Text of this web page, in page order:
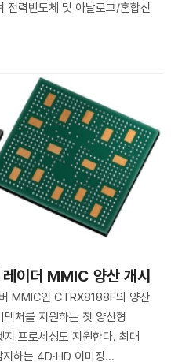
전력반도체 및 아날로그/혼합신
이더 MMIC 양산 개시
MMIC인 CTRX8188F의 양산
처를 지원하는 첫 양산형
프로세싱도 지원한다. 최대
하는 4D·HD 이미징...